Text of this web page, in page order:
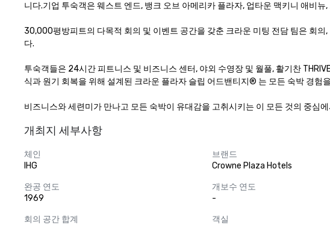
니다.기업 투숙객은 웨스트 엔드, 뱅크 오브 아메리카 플라자, 업타운 맥키니 애비
30,000평방피트의 다목적 회의 및 이벤트 공간을 갖춘 크라운 미팅 전담 팀은 회
다.
투숙객들은 24시간 피트니스 및 비즈니스 센터, 야외 수영장 및 월풀, 활기찬
식과 원기 회복을 위해 설계된 크라운 플라자 슬립 어드밴티지® 는 모든 숙박 경험
비즈니스와 세련미가 만나고 모든 숙박이 유대감을 고취시키는 이 모든 것의 중심
개최지 세부사항
체인
IHG
브랜드
Crowne Plaza Hotels
완공 연도
1969
개보수 연도
-
회의 공간 합계
객실